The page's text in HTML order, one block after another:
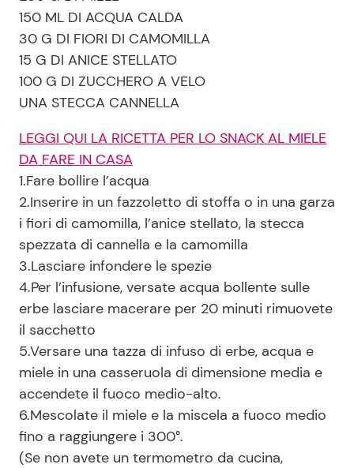
Pubblicità
Privacy Policy
150 ML DI ACQUA CALDA
30 G DI FIORI DI CAMOMILLA
15 G DI ANICE STELLATO
100 G DI ZUCCHERO A VELO
UNA STECCA CANNELLA
LEGGI QUI LA RICETTA PER LO SNACK AL MIELE
DA FARE IN CASA
1.Fare bollire l’acqua
2.Inserire in un fazzoletto di stoffa o in una garza
i fiori di camomilla, l’anice stellato, la stecca
spezzata di cannella e la camomilla
3.Lasciare infondere le spezie
4.Per l’infusione, versate acqua bollente sulle
erbe lasciare macerare per 20 minuti rimuovete
il sacchetto
5.Versare una tazza di infuso di erbe, acqua e
miele in una casseruola di dimensione media e
accendete il fuoco medio-alto.
6.Mescolate il miele e la miscela a fuoco medio
fino a raggiungere i 300°.
(Se non avete un termometro da cucina,